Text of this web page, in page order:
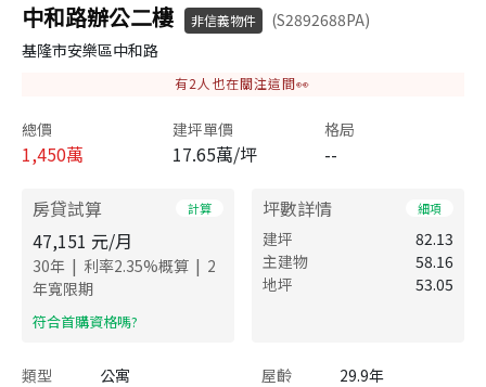
中和路辦公二樓 非信義物件
(S2892688PA)
基隆市安樂區中和路
有2 人也在關注這間👀
總價
1,450萬
建坪單價
17.65萬/坪
格局
--
房貸試算 計算
47,151 元/月
30年 | 利率2.35%概算 | 2
年寬限期
​符合首購資格嗎?
坪數詳情 細項
建坪
82.13
主建物
58.16
地坪
53.05
類型 公寓 屋齡
29.9年